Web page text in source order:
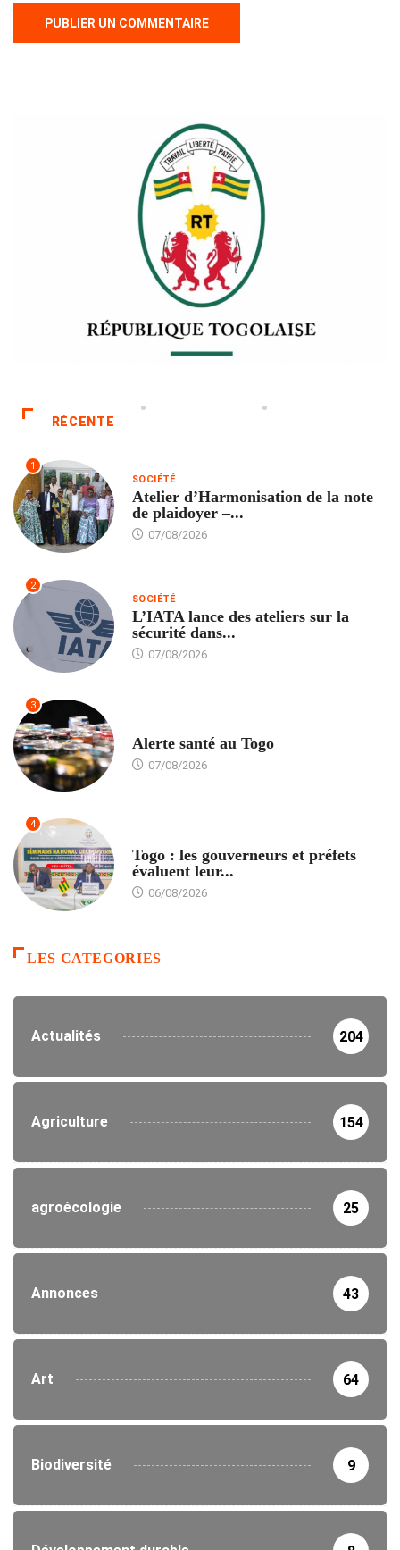
RÉCENTE
1
SOCIÉTÉ
Atelier d’Harmonisation de la note
de plaidoyer –...
07/08/2026
2
SOCIÉTÉ
L’IATA lance des ateliers sur la
sécurité dans...
07/08/2026
3
Alerte santé au Togo
07/08/2026
4
Togo : les gouverneurs et préfets
évaluent leur...
06/08/2026
LES CATEGORIES
Actualités 204
Agriculture 154
agroécologie 25
Annonces 43
Art 64
Biodiversité 9